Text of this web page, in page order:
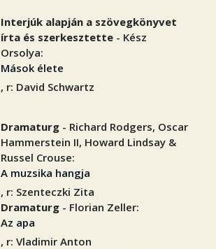
Interjúk alapján a szövegkönyvet
írta és szerkesztette - Kész
Orsolya:
Mások élete
, r: David Schwartz
Dramaturg - Richard Rodgers, Oscar
Hammerstein II, Howard Lindsay &
Russel Crouse:
A muzsika hangja
, r: Szenteczki Zita
Dramaturg - Florian Zeller:
Az apa
, r: Vladimir Anton